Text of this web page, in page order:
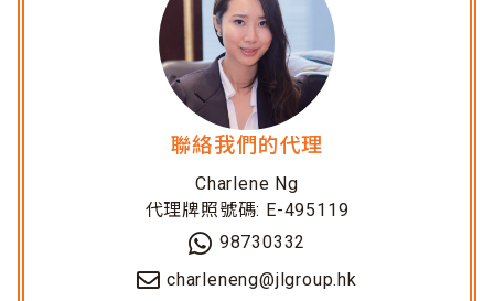
聯絡我們的代理
Charlene Ng
代理牌照號碼: E-495119
98730332
charleneng@jlgroup.hk